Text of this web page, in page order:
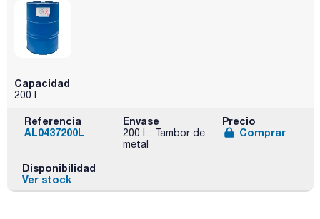
Capacidad
200 l
Referencia
AL0437200L
Envase
200 l :: Tambor de
metal
Precio
Comprar
Disponibilidad
Ver stock